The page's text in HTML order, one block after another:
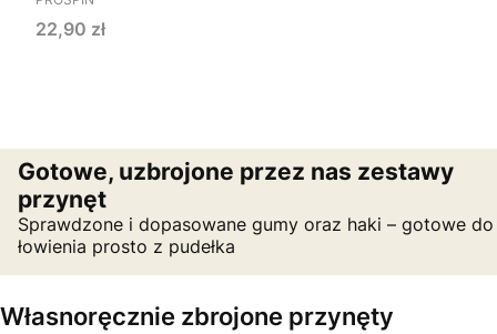
Cena
22,90 zł
Gotowe, uzbrojone przez nas zestawy
przynęt
Sprawdzone i dopasowane gumy oraz haki – gotowe do
łowienia prosto z pudełka
Własnoręcznie zbrojone przynęty